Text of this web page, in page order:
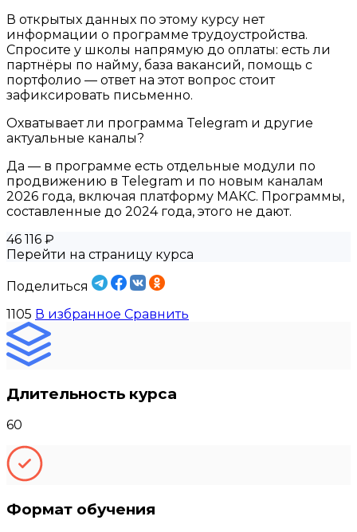
В открытых данных по этому курсу нет
информации о программе трудоустройства.
Спросите у школы напрямую до оплаты: есть ли
партнёры по найму, база вакансий, помощь с
портфолио — ответ на этот вопрос стоит
зафиксировать письменно.
Охватывает ли программа Telegram и другие
актуальные каналы?
Да — в программе есть отдельные модули по
продвижению в Telegram и по новым каналам
2026 года, включая платформу МАКС. Программы,
составленные до 2024 года, этого не дают.
46 116 ₽
Перейти на страницу курса
Поделиться
1105 В избранное Сравнить
Длительность курса
60
Формат обучения